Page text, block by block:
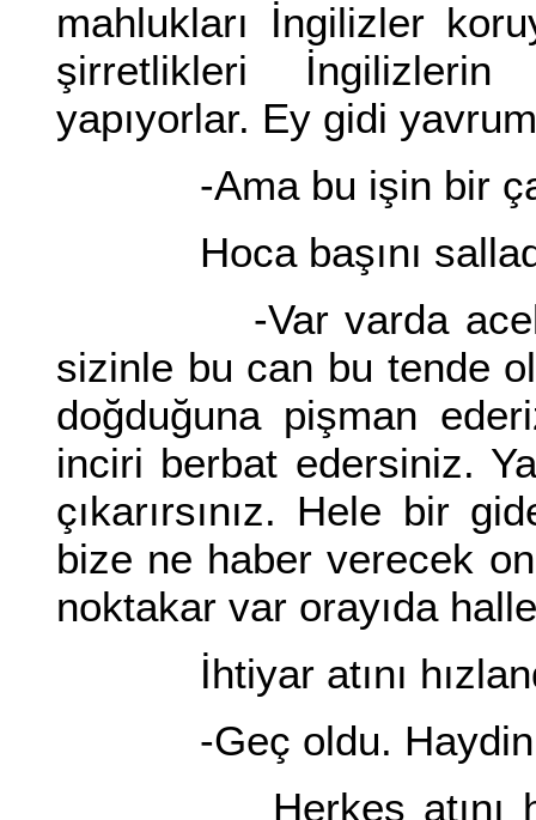
mahlukları İngilizler
şirretlikleri İngilizlerin
yapıyorlar. Ey gidi
-Ama bu işin bir
Hoca başını
-Var varda acele
sizinle bu can bu tende
doğduğuna pişman
inciri berbat edersiniz.
çıkarırsınız. Hele bir
bize ne haber verecek
noktakar var orayıda
İhtiyar atını
-Geç oldu. Haydin
Herkes atını